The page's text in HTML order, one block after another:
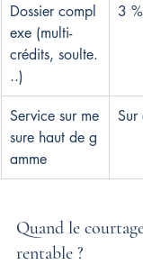
Dossier compl
exe (multi-
crédits, soulte.
..)
3
Service sur me
sure haut de g
amme
Sur
Quand le
rentable ?